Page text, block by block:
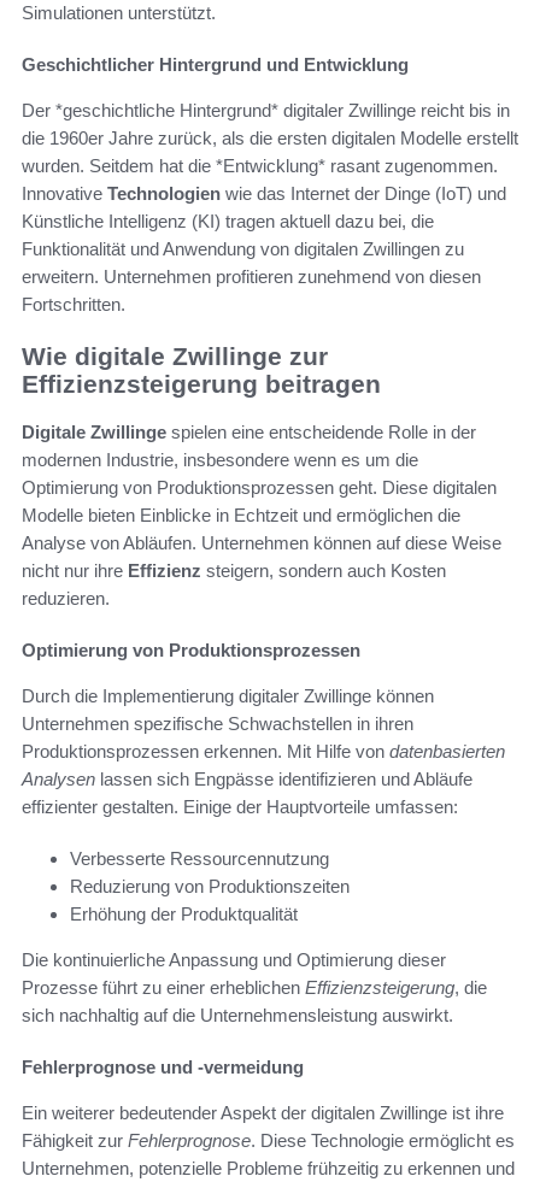
Simulationen unterstützt.
Geschichtlicher Hintergrund und Entwicklung
Der *geschichtliche Hintergrund* digitaler Zwillinge reicht bis in
die 1960er Jahre zurück, als die ersten digitalen Modelle erstellt
wurden. Seitdem hat die *Entwicklung* rasant zugenommen.
Innovative Technologien wie das Internet der Dinge (IoT) und
Künstliche Intelligenz (KI) tragen aktuell dazu bei, die
Funktionalität und Anwendung von digitalen Zwillingen zu
erweitern. Unternehmen profitieren zunehmend von diesen
Fortschritten.
Wie digitale Zwillinge zur
Effizienzsteigerung beitragen
Digitale Zwillinge spielen eine entscheidende Rolle in der
modernen Industrie, insbesondere wenn es um die
Optimierung von Produktionsprozessen geht. Diese digitalen
Modelle bieten Einblicke in Echtzeit und ermöglichen die
Analyse von Abläufen. Unternehmen können auf diese Weise
nicht nur ihre Effizienz steigern, sondern auch Kosten
reduzieren.
Optimierung von Produktionsprozessen
Durch die Implementierung digitaler Zwillinge können
Unternehmen spezifische Schwachstellen in ihren
Produktionsprozessen erkennen. Mit Hilfe von datenbasierten
Analysen lassen sich Engpässe identifizieren und Abläufe
effizienter gestalten. Einige der Hauptvorteile umfassen:
Verbesserte Ressourcennutzung
Reduzierung von Produktionszeiten
Erhöhung der Produktqualität
Die kontinuierliche Anpassung und Optimierung dieser
Prozesse führt zu einer erheblichen Effizienzsteigerung, die
sich nachhaltig auf die Unternehmensleistung auswirkt.
Fehlerprognose und -vermeidung
Ein weiterer bedeutender Aspekt der digitalen Zwillinge ist ihre
Fähigkeit zur Fehlerprognose. Diese Technologie ermöglicht es
Unternehmen, potenzielle Probleme frühzeitig zu erkennen und